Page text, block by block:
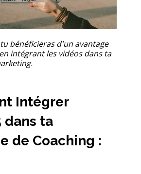
bénéficieras d'un avantage
intégrant les vidéos dans ta
Intégrer
dans ta
de Coaching :